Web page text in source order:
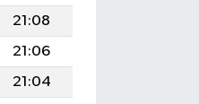
21:08
21:06
21:04